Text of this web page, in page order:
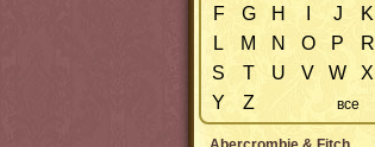
F
G H J
K
L
M N O P
R
S
T U V W
X
Y
Z все